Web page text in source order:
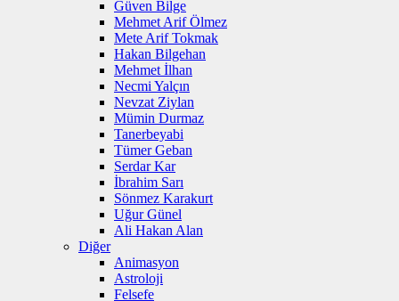
Güven Bilge
Mehmet Arif Ölmez
Mete Arif Tokmak
Hakan Bilgehan
Mehmet İlhan
Necmi Yalçın
Nevzat Ziylan
Mümin Durmaz
Tanerbeyabi
Tümer Geban
Serdar Kar
İbrahim Sarı
Sönmez Karakurt
Uğur Günel
Ali Hakan Alan
Diğer
Animasyon
Astroloji
Felsefe